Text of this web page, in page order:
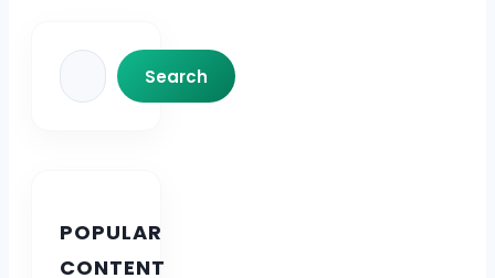
Search
Search
POPULAR
CONTENT